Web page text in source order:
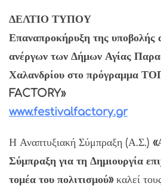
ΔΕΛΤΙΟ ΤΥΠΟΥ
Επαναπροκήρυξη της υποβολής
ανέργων των Δήμων Αγίας
Χαλανδρίου στο πρόγραμμα
FACTORY»
www.festivalfactory.gr
Η Αναπτυξιακή Σύμπραξη (Α.Σ.)
Σύμπραξη για τη Δημιουργία
τομέα του πολιτισμού»καλεί